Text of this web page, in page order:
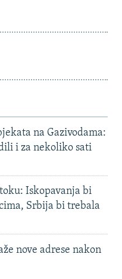
na Gazivodama:
i za nekoliko sati
Iskopavanja bi
Srbija bi trebala
nove adrese nakon